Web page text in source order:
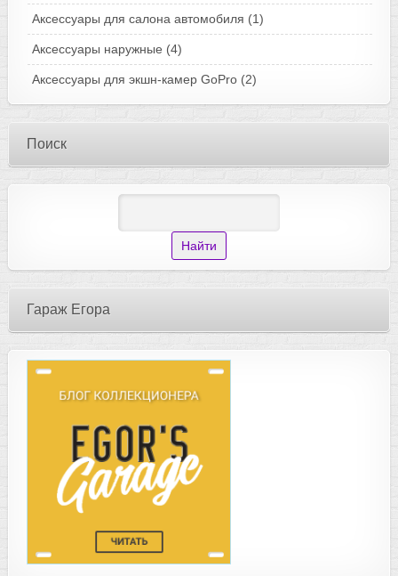
Аксессуары для салона автомобиля (1)
Аксессуары наружные (4)
Аксессуары для экшн-камер GoPro (2)
Поиск
Гараж Егора